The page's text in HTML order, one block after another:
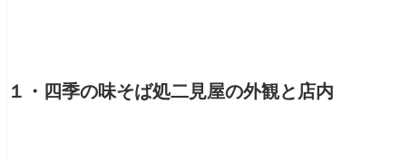
１・四季の味そば処二見屋の外観と店内